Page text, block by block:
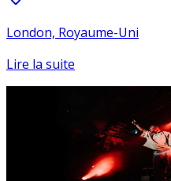
London, Royaume-Uni
Lire la suite